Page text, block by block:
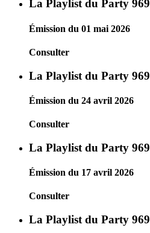
La Playlist du Party 969
Émission du 01 mai 2026
Consulter
La Playlist du Party 969
Émission du 24 avril 2026
Consulter
La Playlist du Party 969
Émission du 17 avril 2026
Consulter
La Playlist du Party 969